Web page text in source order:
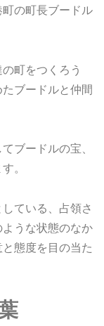
の町長ブードル
町をつくろう
ブードルと仲間
ブードルの宝、
。
ている、占領さ
うな状態のなか
態度を目の当た